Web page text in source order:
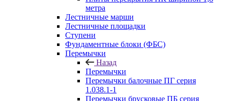
метра
Лестничные марши
Лестничные площадки
Ступени
Фундаментные блоки (ФБС)
Перемычки
Назад
Перемычки
Перемычки балочные ПГ серия
1.038.1-1
Перемычки брусковые ПБ серия